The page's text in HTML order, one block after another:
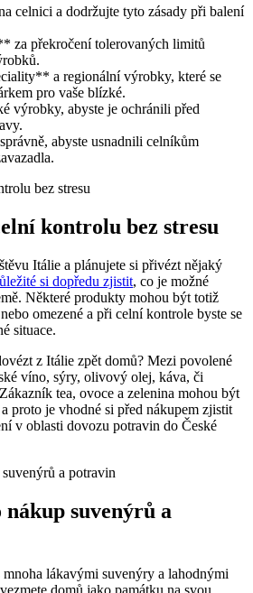
celnici a dodržujte tyto zásady při balení
za překročení tolerovaných limitů
a regionální výrobky, které se
pro vaše blízké.
výrobky, abyste je ochránili před
abyste usnadnili celníkům
kontrolu bez stresu
Itálie a plánujete si přivézt nějaký
si dopředu zjistit, co je možné
Některé produkty mohou být totiž
omezené a při celní kontrole byste se
situace.
z Itálie zpět domů? Mezi povolené
víno, sýry, olivový olej, káva, či
tea, ovoce a zelenina mohou být
proto je vhodné si před nákupem zjistit
v oblasti dovozu potravin do České
suvenýrů a
lákavými suvenýry a lahodnými
domů jako památku na svou